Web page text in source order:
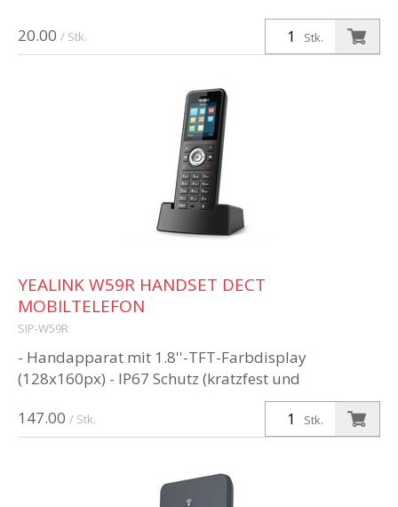
20.00 / Stk. Stk.
147.00 / Stk. Stk.
YEALINK W59R HANDSET DECT
MOBILTELEFON
SIP-W59R
- Handapparat mit 1.8''-TFT-Farbdisplay
(128x160px) - IP67 Schutz (kratzfest und
desinfektionsmittelbeständig) - Unterstützt Opus-
Audio-Codec - Bis zu 28 Stunden Gespräch...